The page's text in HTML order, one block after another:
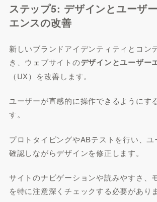
ステップ5: デザインとユーザ
エンスの改善
新しいブランドアイデンティティとコン
き、ウェブサイトのデザインとユーザー
（UX）を改善します。
ユーザーが直感的に操作できるようにす
す。
プロトタイピングやABテストを行い、
確認しながらデザインを修正します。
サイトのナビゲーションや読みやすさ、
を特に注意深くチェックする必要がありま